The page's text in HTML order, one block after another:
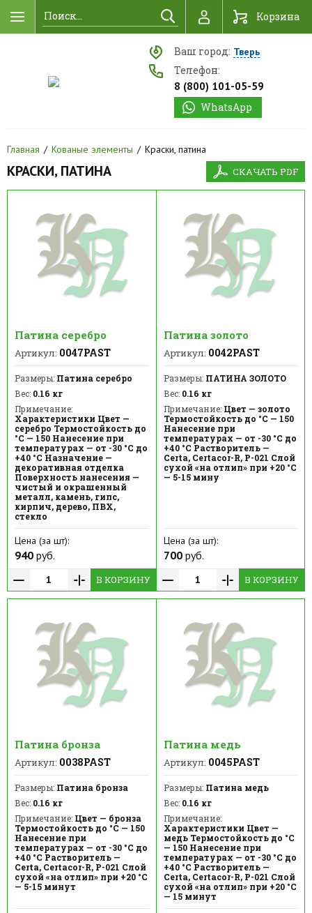
Найти Корзина
Ваш город: Тверь
Телефон:
8 (800) 101-05-59
WhatsApp
Главная Кованые элементы Краски, патина
КРАСКИ, ПАТИНА СКАЧАТЬ PDF
Патина серебро
Артикул: 0047PAST
Размеры: Патина серебро
Вес: 0.16 кг
Примечание:
Характеристики Цвет —
серебро Термостойкость до
°C — 150 Нанесение при
температурах — от -30 °С до
+40 °С Назначение —
декоративная отделка
Поверхность нанесения —
чистый и окрашенный
металл, камень, гипс,
кирпич, дерево, ПВХ,
стекло
Цена (за шт):
940 руб.
В КОРЗИНУ
Патина золото
Артикул: 0042PAST
Размеры:ПАТИНА ЗОЛОТО
Вес:0.16 кг
Примечание:Цвет — золото
Термостойкость до °C — 150
Нанесение при
температурах — от -30 °С до
+40 °С Растворитель —
Certa, Certacor-R, Р-021 Слой
сухой «на отлип» при +20 °С
— 5-15 мину
Цена (за шт):
700руб.
В КОРЗИНУ
Патина бронза
Артикул: 0038PAST
Размеры: Патина бронза
Вес: 0.16 кг
Примечание: Цвет — бронза
Термостойкость до °C — 150
Нанесение при
температурах — от -30 °С до
+40 °С Растворитель —
Certa, Certacor-R, Р-021 Слой
сухой «на отлип» при +20 °С
— 5-15 минут
Патина медь
Артикул: 0045PAST
Размеры:Патина медь
Вес:0.16 кг
Примечание:
Характеристики Цвет —
медь Термостойкость до °C
— 150 Нанесение при
температурах — от -30 °С до
+40 °С Растворитель —
Certa, Certacor-R, Р-021 Слой
сухой «на отлип» при +20 °С
— 15 минут